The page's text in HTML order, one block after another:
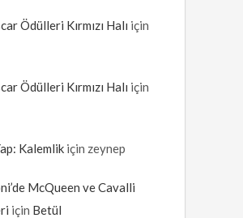
Ödülleri Kırmızı Halı için
Ödülleri Kırmızı Halı için
Kalemlik için zeynep
McQueen ve Cavalli
için Betül